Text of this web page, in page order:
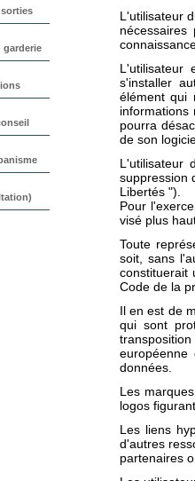
L'utilisateur
s'installer
élément qui
pourra
de son
L'utilisateur
suppression
Libertés ").
Pour
visé plus
Toute
soit, sans
constituerait
Code de la
Il en est de
qui sont
données.
Les
logos
Les liens
d'autres
partenaires